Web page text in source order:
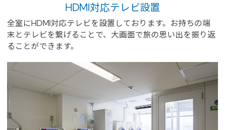
HDMI対応テレビ設置
全室にHDMI対応テレビを設置しております。お持ちの端
末とテレビを繋げることで、大画面で旅の思い出を振り返
ることができます。